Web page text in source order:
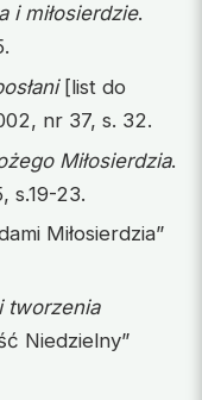
i miłosierdzie.
[list do
nr 37, s. 32.
Miłosierdzia.
s.19-23.
Miłosierdzia”
tworzenia
Niedzielny”